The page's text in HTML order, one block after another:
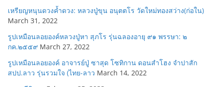
เหรียญหนุนดวงค้ำดวง: หลวงปู่ขุน อนุตตโร วัดใหม่ทองสว่าง(ก่อใน)
March 31, 2022
รูปเหมือนลอยองค์หลวงปู่หา สุภโร รุ่นฉลองอายุ ๙๑ พรรษา: ๒
กค.๒๕๕๙ March 27, 2022
รูปเหมือนลอยองค์ อาจารย์ปู่ ซาสุด โซทิกาน ดอนสำโฮง จำปาสัก
สปป.ลาว รุ่นรวมใจ (ไทย-ลาว March 14, 2022